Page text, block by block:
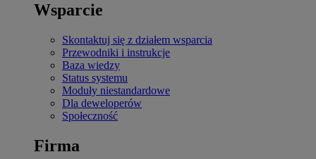
Wsparcie
Skontaktuj się z działem wsparcia
Przewodniki i instrukcje
Baza wiedzy
Status systemu
Moduły niestandardowe
Dla deweloperów
Społeczność
Firma